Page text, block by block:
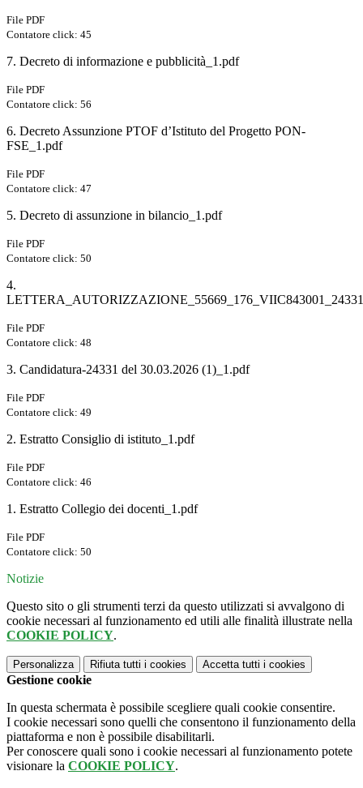
File PDF
Contatore click: 45
7. Decreto di informazione e pubblicità_1.pdf
File PDF
Contatore click: 56
6. Decreto Assunzione PTOF d’Istituto del Progetto PON-
FSE_1.pdf
File PDF
Contatore click: 47
5. Decreto di assunzione in bilancio_1.pdf
File PDF
Contatore click: 50
4.
File PDF
Contatore click: 48
3. Candidatura-24331 del 30.03.2026 (1)_1.pdf
File PDF
Contatore click: 49
2. Estratto Consiglio di istituto_1.pdf
File PDF
Contatore click: 46
1. Estratto Collegio dei docenti_1.pdf
File PDF
Contatore click: 50
Notizie
Questo sito o gli strumenti terzi da questo utilizzati si avvalgono di
cookie necessari al funzionamento ed utili alle finalità illustrate nella
COOKIE POLICY.
Personalizza Rifiuta tutti i cookies Accetta tutti i cookies
Gestione cookie
In questa schermata è possibile scegliere quali cookie consentire.
I cookie necessari sono quelli che consentono il funzionamento della
piattaforma e non è possibile disabilitarli.
Per conoscere quali sono i cookie necessari al funzionamento potete
visionare la COOKIE POLICY.